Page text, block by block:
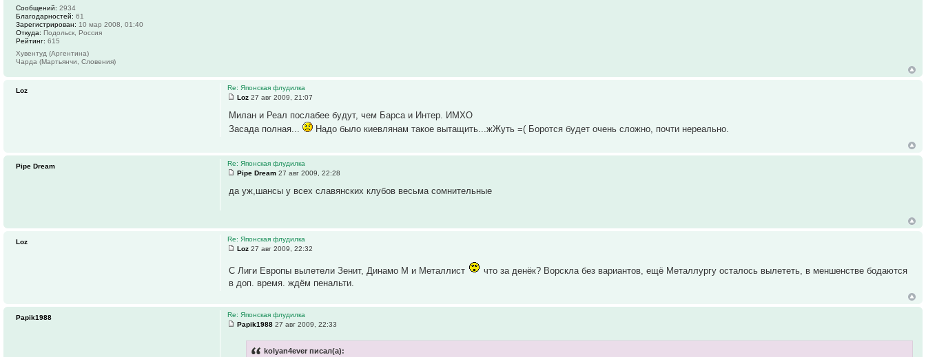
Сообщений: 2934
Благодарностей: 61
Зарегистрирован: 10 мар 2008, 01:40
Откуда: Подольск, Россия
Рейтинг: 615
Хувентуд (Аргентина)
Чарда (Мартьянчи, Словения)
Re: Японская флудилка
Loz 27 авг 2009, 21:07
Милан и Реал послабее будут, чем Барса и Интер. ИМХО
Засада полная...
Надо было киевлянам такое вытащить...жЖуть =( Боротся будет очень сложно, почти нереально.
Loz
Re: Японская флудилка
Pipe Dream 27 авг 2009, 22:28
да уж,шансы у всех славянских клубов весьма сомнительные
Pipe Dream
Re: Японская флудилка
Loz 27 авг 2009, 22:32
С Лиги Европы вылетели Зенит, Динамо М и Металлист
что за денёк? Ворскла без вариантов, ещё Металлургу осталось вылететь, в меншенстве бодаются
в доп. время. ждём пенальти.
Loz
Re: Японская флудилка
Papik1988 27 авг 2009, 22:33
kolyan4ever писал(а):
Papik1988